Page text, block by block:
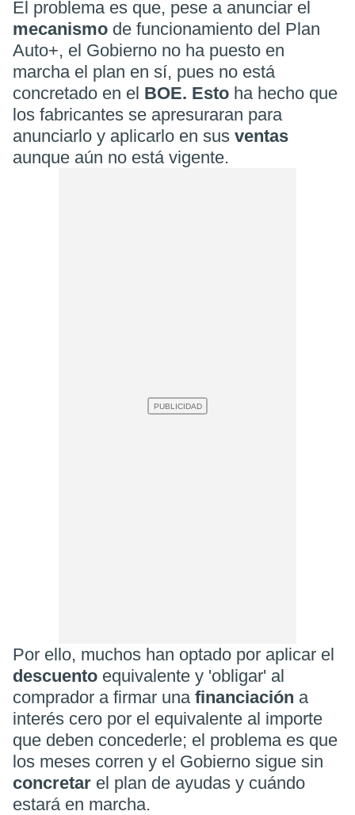
El problema es que, pese a anunciar el
mecanismo de funcionamiento del Plan
Auto+, el Gobierno no ha puesto en
marcha el plan en sí, pues no está
concretado en el BOE. Esto ha hecho que
los fabricantes se apresuraran para
anunciarlo y aplicarlo en sus ventas
aunque aún no está vigente.
Por ello, muchos han optado por aplicar el
descuento equivalente y 'obligar' al
comprador a firmar una financiación a
interés cero por el equivalente al importe
que deben concederle; el problema es que
los meses corren y el Gobierno sigue sin
concretar el plan de ayudas y cuándo
estará en marcha.